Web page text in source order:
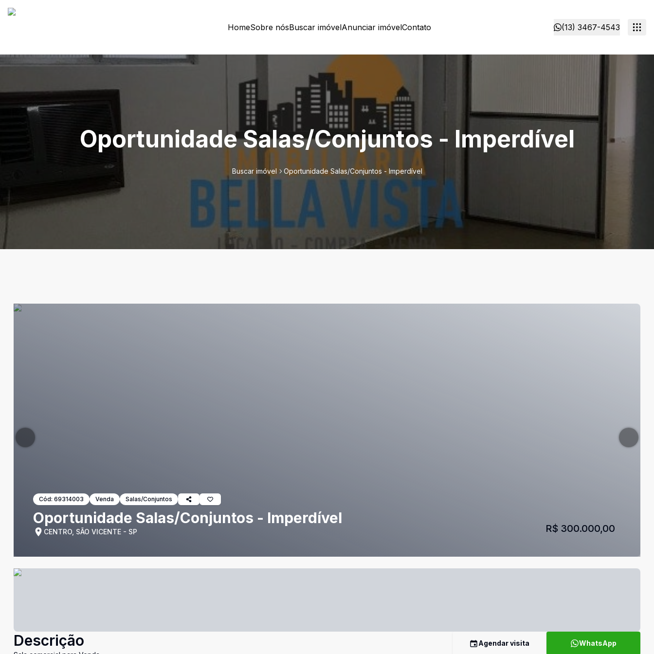
HomeSobre nósBuscar imóvelAnunciar imóvelContato (13) 3467-4543
Oportunidade Salas/Conjuntos - Imperdível
Buscar imóvel Oportunidade Salas/Conjuntos - Imperdível
Cód: 69314003 Venda Salas/Conjuntos
Oportunidade Salas/Conjuntos - Imperdível
CENTRO, SÃO VICENTE - SP R$ 300.000,00
Descrição Agendar visita WhatsApp